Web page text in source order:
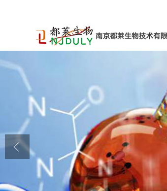
公司首页
公司动态
产品展厅
证书荣誉
联系方式
在线留言